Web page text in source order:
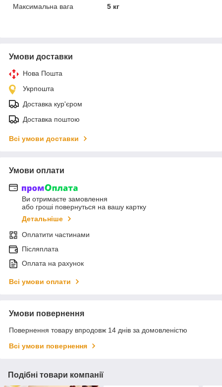
Максимальна вага
5 кг
Умови доставки
Нова Пошта
Укрпошта
Доставка кур'єром
Доставка поштою
Всі умови доставки
Умови оплати
Ви отримаєте замовлення
або гроші повернуться на вашу картку
Детальніше
Оплатити частинами
Післяплата
Оплата на рахунок
Всі умови оплати
Умови повернення
Повернення товару впродовж 14 днів за домовленістю
Всі умови повернення
Подібні товари компанії